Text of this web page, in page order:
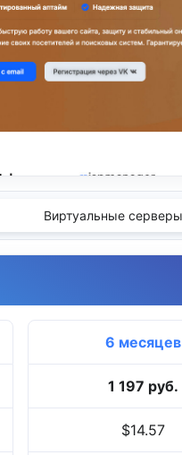
Виртуальные серверы
6 месяцев
1 197 руб.
$14.57